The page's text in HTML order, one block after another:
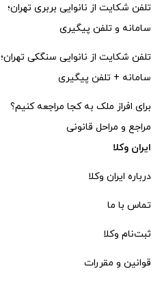
تلفن شکایت از نانوایی بربری تهران؛
سامانه و تلفن پیگیری
تلفن شکایت از نانوایی سنگکی تهران؛
سامانه + تلفن پیگیری
برای افراز ملک به کجا مراجعه کنیم؟
مراجع و مراحل قانونی
ایران وکلا
درباره ایران وکلا
تماس با ما
ثبت‌‌نام وکلا
قوانین و مقررات